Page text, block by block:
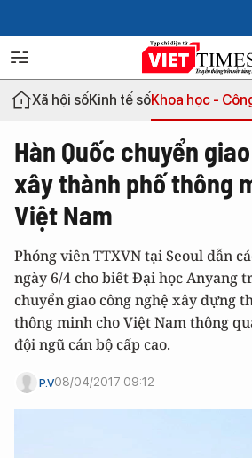
Xã hội sốKinh tế sốKhoa học -
Hàn Quốc chuyển
xây thành phố thông
Việt Nam
Phóng viên TTXVN tại Seoul dẫn
ngày 6/4 cho biết Đại học Anyang
chuyển giao công nghệ xây dựng
thông minh cho Việt Nam thông
đội ngũ cán bộ cấp cao.
P.V08/04/2017 09:12